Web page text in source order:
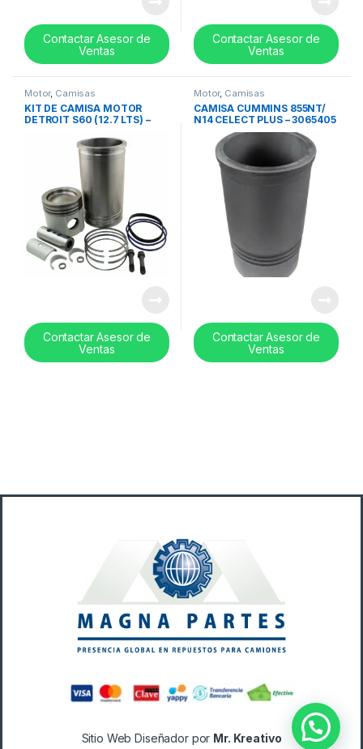
Contactar Asesor de
Ventas
Contactar Asesor de
Ventas
Motor, Camisas
KIT DE CAMISA MOTOR
DETROIT S60 (12.7 LTS) –
Contactar Asesor de
Ventas
Motor, Camisas
CAMISA CUMMINS 855NT/
N14 CELECT PLUS – 3065405
Contactar Asesor de
Ventas
Sitio Web Diseñador por Mr. Kreativo